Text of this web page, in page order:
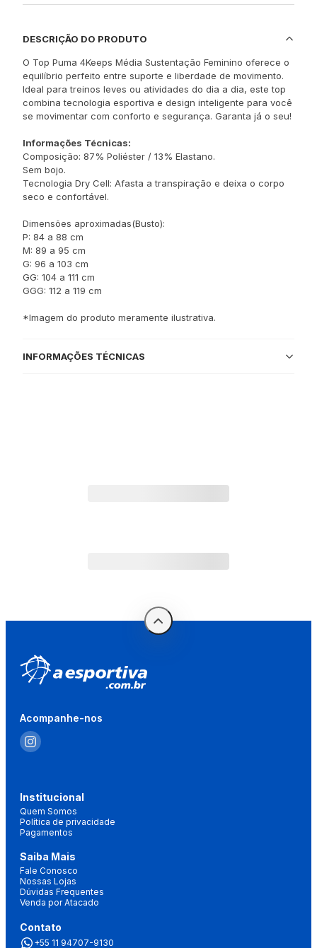
DESCRIÇÃO DO PRODUTO
O Top Puma 4Keeps Média Sustentação Feminino oferece o
equilíbrio perfeito entre suporte e liberdade de movimento.
Ideal para treinos leves ou atividades do dia a dia, este top
combina tecnologia esportiva e design inteligente para você
se movimentar com conforto e segurança. Garanta já o seu!
Informações Técnicas:
Composição: 87% Poliéster / 13% Elastano.
Sem bojo.
Tecnologia Dry Cell: Afasta a transpiração e deixa o corpo
seco e confortável.
Dimensões aproximadas(Busto):
P: 84 a 88 cm
M: 89 a 95 cm
G: 96 a 103 cm
GG: 104 a 111 cm
GGG: 112 a 119 cm
*Imagem do produto meramente ilustrativa.
INFORMAÇÕES TÉCNICAS
Acompanhe-nos
Institucional
Quem Somos
Política de privacidade
Pagamentos
Saiba Mais
Fale Conosco
Nossas Lojas
Dúvidas Frequentes
Venda por Atacado
Contato
+55 11 94707-9130